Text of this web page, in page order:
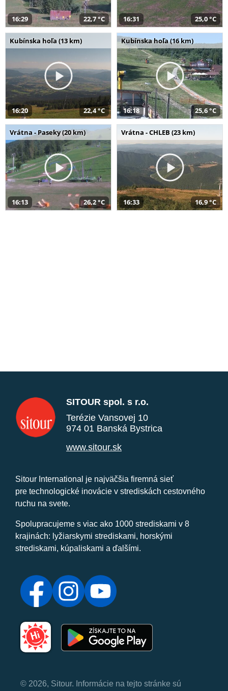
16:29 22,7 °C 16:31 25,0 °C
Kubínska hoľa (13 km)
16:20 22,4 °C
Kubínska hoľa (16 km)
16:18 25,6 °C
Vrátna - Paseky (20 km)
16:13 26,2 °C
Vrátna - CHLEB (23 km)
16:33 16,9 °C
SITOUR spol. s r.o.
Terézie Vansovej 10
974 01 Banská Bystrica
www.sitour.sk
Sitour International je najväčšia firemná sieť
pre technologické inovácie v strediskách cestovného
ruchu na svete.
Spolupracujeme s viac ako 1000 strediskami v 8
krajinách: lyžiarskymi strediskami, horskými
strediskami, kúpaliskami a ďalšími.
© 2026, Sitour. Informácie na tejto stránke sú